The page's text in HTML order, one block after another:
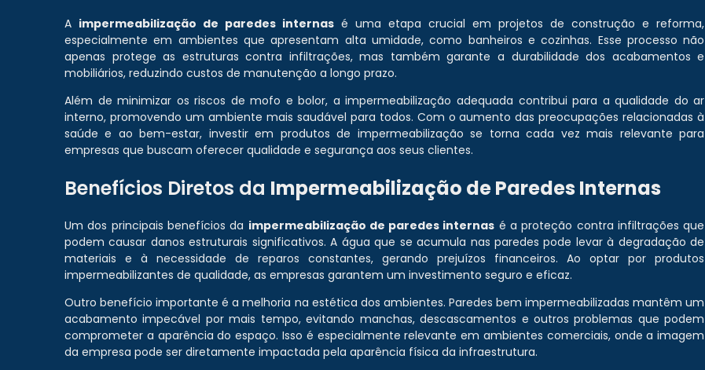
A impermeabilização de paredes internas é uma etapa crucial em projetos de construção e reforma,
especialmente em ambientes que apresentam alta umidade, como banheiros e cozinhas. Esse processo não
apenas protege as estruturas contra infiltrações, mas também garante a durabilidade dos acabamentos e
mobiliários, reduzindo custos de manutenção a longo prazo.
Além de minimizar os riscos de mofo e bolor, a impermeabilização adequada contribui para a qualidade do ar
interno, promovendo um ambiente mais saudável para todos. Com o aumento das preocupações relacionadas à
saúde e ao bem-estar, investir em produtos de impermeabilização se torna cada vez mais relevante para
empresas que buscam oferecer qualidade e segurança aos seus clientes.
Benefícios Diretos da Impermeabilização de Paredes Internas
Um dos principais benefícios da impermeabilização de paredes internas é a proteção contra infiltrações que
podem causar danos estruturais significativos. A água que se acumula nas paredes pode levar à degradação de
materiais e à necessidade de reparos constantes, gerando prejuízos financeiros. Ao optar por produtos
impermeabilizantes de qualidade, as empresas garantem um investimento seguro e eficaz.
Outro benefício importante é a melhoria na estética dos ambientes. Paredes bem impermeabilizadas mantêm um
acabamento impecável por mais tempo, evitando manchas, descascamentos e outros problemas que podem
comprometer a aparência do espaço. Isso é especialmente relevante em ambientes comerciais, onde a imagem
da empresa pode ser diretamente impactada pela aparência física da infraestrutura.